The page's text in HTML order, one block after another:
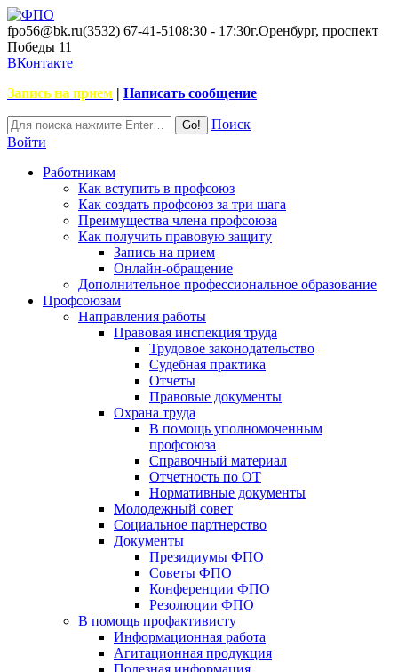
fpo56@bk.ru(3532) 67-41-5108:30 - 17:30г.Оренбург, проспект
Победы 11
ВКонтакте
Запись на прием | Написать сообщение
Поиск
Войти
Работникам
Как вступить в профсоюз
Как создать профсоюз за три шага
Преимущества члена профсоюза
Как получить правовую защиту
Запись на прием
Онлайн-обращение
Дополнительное профессиональное образование
Профсоюзам
Направления работы
Правовая инспекция труда
Трудовое законодательство
Судебная практика
Отчеты
Правовые документы
Охрана труда
В помощь уполномоченным
профсоюза
Справочный материал
Отчетность по ОТ
Нормативные документы
Молодежный совет
Социальное партнерство
Документы
Президиумы ФПО
Советы ФПО
Конференции ФПО
Резолюции ФПО
В помощь профактивисту
Информационная работа
Агитационная продукция
Полезная информация